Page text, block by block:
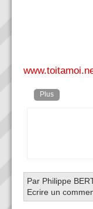
Plus
Par Philippe
Ecrire un